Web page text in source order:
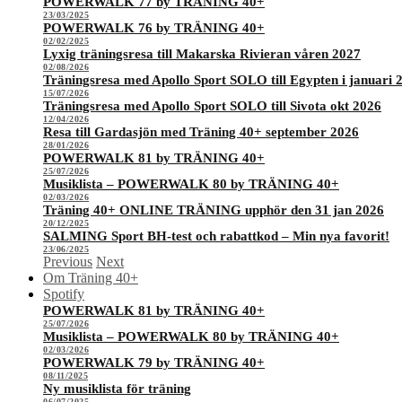
23/03/2025
POWERWALK 76 by TRÄNING 40+
02/02/2025
Lyxig träningsresa till Makarska Rivieran våren 2027
02/08/2026
Träningsresa med Apollo Sport SOLO till Egypten i januari
15/07/2026
Träningsresa med Apollo Sport SOLO till Sivota okt 2026
12/04/2026
Resa till Gardasjön med Träning 40+ september 2026
28/01/2026
POWERWALK 81 by TRÄNING 40+
25/07/2026
Musiklista – POWERWALK 80 by TRÄNING 40+
02/03/2026
Träning 40+ ONLINE TRÄNING upphör den 31 jan 2026
20/12/2025
SALMING Sport BH-test och rabattkod – Min nya favorit!
23/06/2025
Previous Next
Om Träning 40+
Spotify
POWERWALK 81 by TRÄNING 40+
25/07/2026
Musiklista – POWERWALK 80 by TRÄNING 40+
02/03/2026
POWERWALK 79 by TRÄNING 40+
08/11/2025
Ny musiklista för träning